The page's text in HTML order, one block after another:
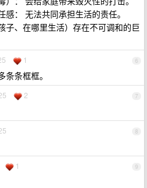
： 无法共同承担生活的责任。
子、在哪里生活）存在不可调和的巨
6
1
条框框。
7
2
8
9
1